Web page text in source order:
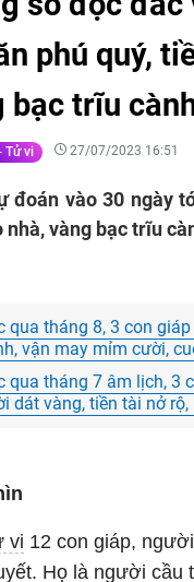
phú quý,
bạc trĩu
Tử vi 27/07/2023 16:51
đoán vào 30 ngày
nhà, vàng bạc trĩu
qua tháng 8, 3 con
vận may mỉm cười,
qua tháng 7 âm lịch, 3
dát vàng, tiền tài nở
vi 12 con giáp,
Họ là người cầu